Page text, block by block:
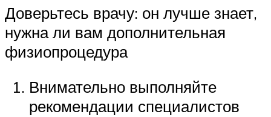
Доверьтесь врачу: он лучше знает,
нужна ли вам дополнительная
физиопроцедура
Внимательно выполняйте
рекомендации специалистов